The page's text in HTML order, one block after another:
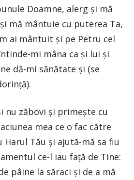
Doamne, alerg şi mă
mă mântuie cu puterea Ta,
ai mântuit şi pe Petru cel
mi mâna ca şi lui şi
dă-mi sănătate şi (se
nu zăbovi şi primeşte cu
mea ce o fac către
Harul Tău şi ajută-mă sa fiu
ce-l iau faţă de Tine:
pâine la săraci şi de a mă